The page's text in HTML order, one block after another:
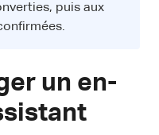
puis aux
un en-